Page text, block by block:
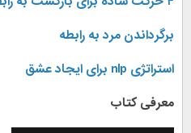
برگرداندن مرد به رابطه
استراتژی nlp برای ایجاد عشق
معرفی کتاب